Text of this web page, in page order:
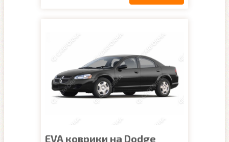
EVA коврики на Dodge